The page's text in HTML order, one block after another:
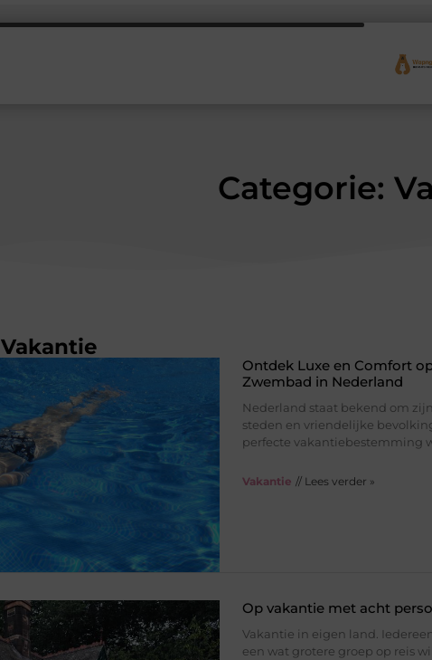
Categorie:
Vakantie
Ontdek Luxe en Comfort
Zwembad in Nederland
Nederland staat bekend om
steden en vriendelijke
perfecte vakantiebestemming
Vakantie // Lees verder »
Op vakantie met acht
Vakantie in eigen land.
een wat grotere groep op reis